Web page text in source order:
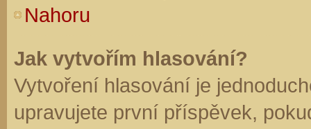
Nahoru
Jak vytvořím hlasování?
Vytvoření hlasování je
upravujete první příspěvek,